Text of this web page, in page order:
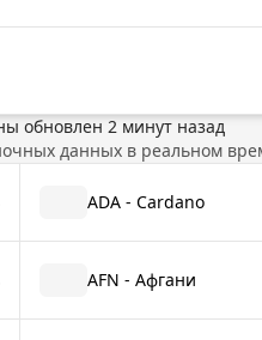
обновлен 2минут назад
данных в реальном
ADA - Cardano
AFN - Афгани